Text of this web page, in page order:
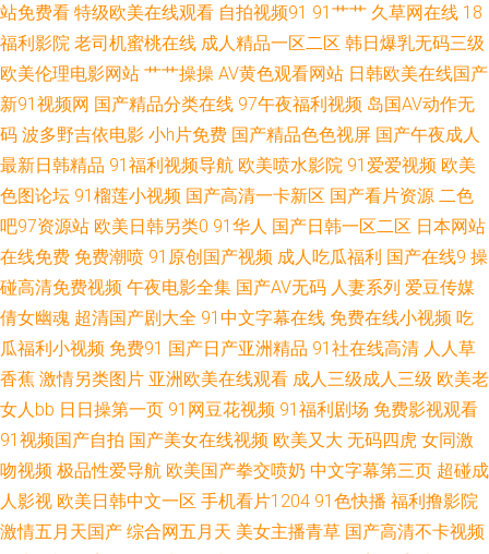
月天激 国产黄在线观看免费观 青青草原香蕉伊人 中文字幕免费视频一 黑料
老湿机 熟女后入 Aⅴ网站 伦理片排行榜在线观看 亚州色图1 导航网址大全 欧
美另类女人男人 亚洲淫秽视频在线播放 国产精品视频tv 日本女优天堂网页
51AVTV导航 国产专区在线免费 色色AV久久 97超碰免费人妻中文 精品一区
二区不卡 婷婷午夜剧场 超碰人妻日韩 男人影院网 亚洲视屏在线 国产短裙在
线观 欧美专区日韩高清 制服丝袜先锋 国产午夜电影免费 日韩欧美国产手机
在线 超碰勉费人妻 免费一级欧美性大片 亚洲日韩欧美国产精品 国产不卡综
合 欧亚日韩在线视频 在线观看人成视频免费 国产日韩欧美最新在线 日韩偷
拍第一页 91无毛 精品日韩二区 午夜直播网址大全 传媒入口 欧美精品久 亚
洲中文字幕国产综合 韩国不卡AC视频 婷婷国产视频 欧美成人中文字幕 竹菊
站免费看 特级欧美在线观看 自拍视频91 91艹艹 久草网在线 18
福利影院 老司机蜜桃在线 成人精品一区二区 韩日爆乳无码三级
欧美伦理电影网站 艹艹操操 AV黄色观看网站 日韩欧美在线国产
新91视频网 国产精品分类在线 97午夜福利视频 岛国AV动作无
码 波多野吉依电影 小h片免费 国产精品色色视屏 国产午夜成人
最新日韩精品 91福利视频导航 欧美喷水影院 91爱爱视频 欧美
色图论坛 91榴莲小视频 国产高清一卡新区 国产看片资源 二色
吧97资源站 欧美日韩另类0 91华人 国产日韩一区二区 日本网站
在线免费 免费潮喷 91原创国产视频 成人吃瓜福利 国产在线9 操
碰高清免费视频 午夜电影全集 国产AV无码 人妻系列 爱豆传媒
倩女幽魂 超清国产剧大全 91中文字幕在线 免费在线小视频 吃
瓜福利小视频 免费91 国产日产亚洲精品 91社在线高清 人人草
香蕉 激情另类图片 亚洲欧美在线观看 成人三级成人三级 欧美老
女人bb 日日操第一页 91网豆花视频 91福利剧场 免费影视观看
91视频国产自拍 国产美女在线视频 欧美又大 无码四虎 女同激
吻视频 极品性爱导航 欧美国产拳交喷奶 中文字幕第三页 超碰成
人影视 欧美日韩中文一区 手机看片1204 91色快播 福利撸影院
激情五月天国产 综合网五月天 美女主播青草 国产高清不卡视频